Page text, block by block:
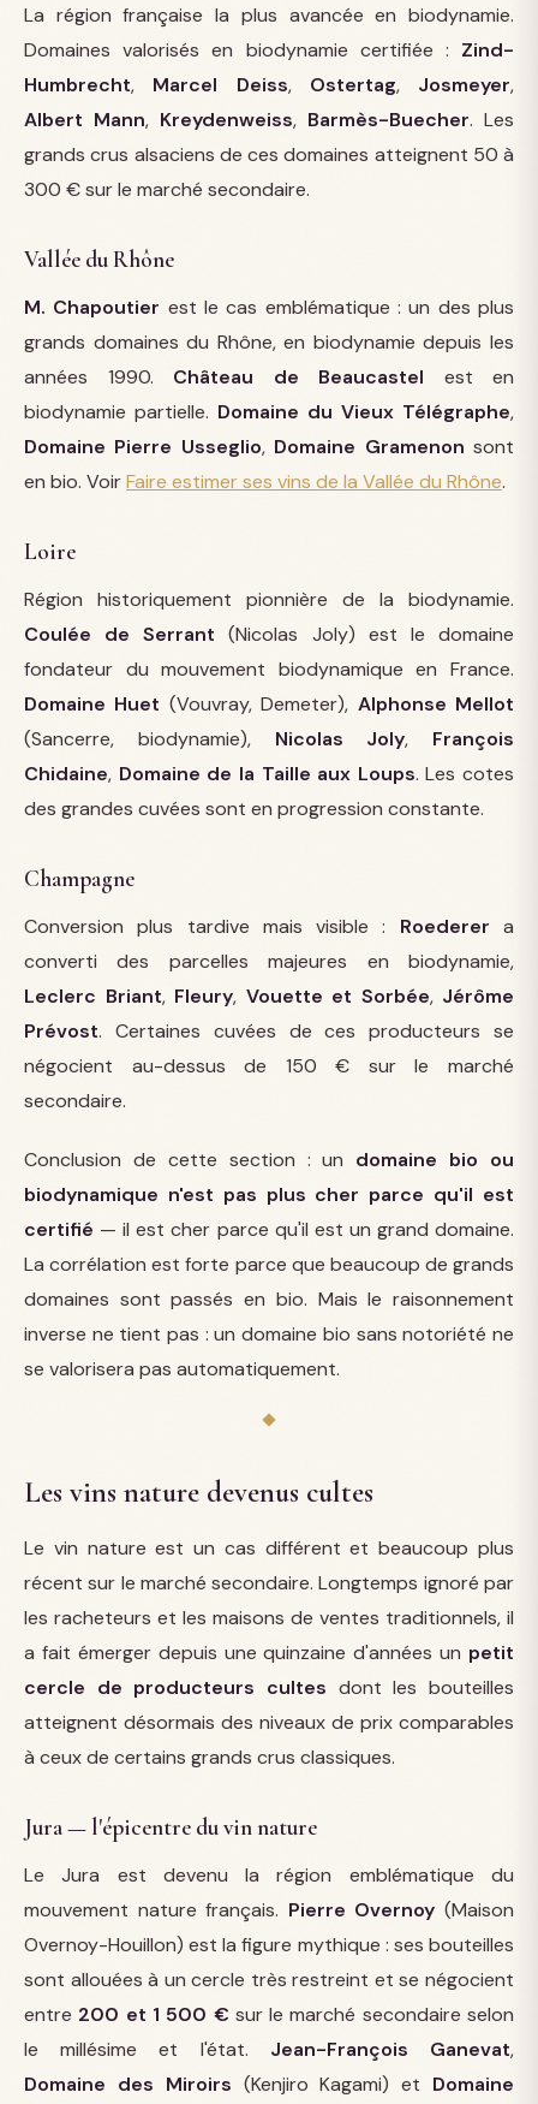
La région française la plus avancée en biodynamie.
Domaines valorisés en biodynamie certifiée : Zind-
Humbrecht, Marcel Deiss, Ostertag, Josmeyer,
Albert Mann, Kreydenweiss, Barmès-Buecher. Les
grands crus alsaciens de ces domaines atteignent 50 à
300 € sur le marché secondaire.
Vallée du Rhône
M. Chapoutier est le cas emblématique : un des plus
grands domaines du Rhône, en biodynamie depuis les
années 1990. Château de Beaucastel est en
biodynamie partielle. Domaine du Vieux Télégraphe,
Domaine Pierre Usseglio, Domaine Gramenon sont
en bio. VoirFaire estimer ses vins de la Vallée du Rhône.
Loire
Région historiquement pionnière de la biodynamie.
Coulée de Serrant (Nicolas Joly) est le domaine
fondateur du mouvement biodynamique en France.
Domaine Huet (Vouvray, Demeter), Alphonse Mellot
(Sancerre, biodynamie), Nicolas Joly, François
Chidaine, Domaine de la Taille aux Loups. Les cotes
des grandes cuvées sont en progression constante.
Champagne
Conversion plus tardive mais visible : Roederer a
converti des parcelles majeures en biodynamie,
Leclerc Briant, Fleury, Vouette et Sorbée, Jérôme
Prévost. Certaines cuvées de ces producteurs se
négocient au-dessus de 150 € sur le marché
secondaire.
Conclusion de cette section : un domaine bio ou
biodynamique n'est pas plus cher parce qu'il est
certifié — il est cher parce qu'il est un grand domaine.
La corrélation est forte parce que beaucoup de grands
domaines sont passés en bio. Mais le raisonnement
inverse ne tient pas : un domaine bio sans notoriété ne
se valorisera pas automatiquement.
Les vins nature devenus cultes
Le vin nature est un cas différent et beaucoup plus
récent sur le marché secondaire. Longtemps ignoré par
les racheteurs et les maisons de ventes traditionnels, il
a fait émerger depuis une quinzaine d'années un petit
cercle de producteurs cultes dont les bouteilles
atteignent désormais des niveaux de prix comparables
à ceux de certains grands crus classiques.
Jura — l'épicentre du vin nature
Le Jura est devenu la région emblématique du
mouvement nature français. Pierre Overnoy (Maison
Overnoy-Houillon) est la figure mythique : ses bouteilles
sont allouées à un cercle très restreint et se négocient
entre 200 et 1 500 € sur le marché secondaire selon
le millésime et l'état. Jean-François Ganevat,
Domaine des Miroirs (Kenjiro Kagami) et Domaine